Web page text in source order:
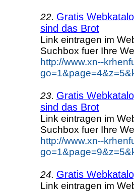
22. Gratis
sind das Brot
Link eintragen im
Suchbox fuer Ihre
http://www.xn--
23. Gratis
sind das Brot
Link eintragen im
Suchbox fuer Ihre
http://www.xn--
24. Gratis
Link eintragen im